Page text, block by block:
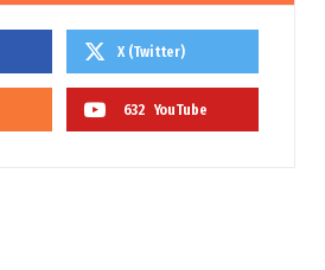
X (Twitter)
632 YouTube